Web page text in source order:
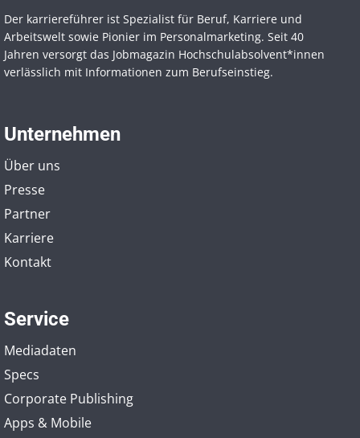
Der karriereführer ist Spezialist für Beruf, Karriere und
Arbeitswelt sowie Pionier im Personal­marketing. Seit 40
Jahren versorgt das Jobmagazin Hochschul­absolvent*innen
verlässlich mit Informationen zum Berufseinstieg.
Unternehmen
Über uns
Presse
Partner
Karriere
Kontakt
Service
Mediadaten
Specs
Corporate Publishing
Apps & Mobile